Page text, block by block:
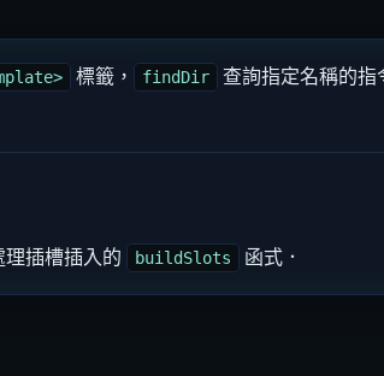
標籤， findDir 查詢指定名稱的指
理插槽插入的 buildSlots 函式．